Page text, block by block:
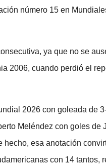
número 15 en
ya que no se
2006, cuando perdió el
2026 con goleada de
Meléndez con goles de
esa anotación
con 14 tantos,